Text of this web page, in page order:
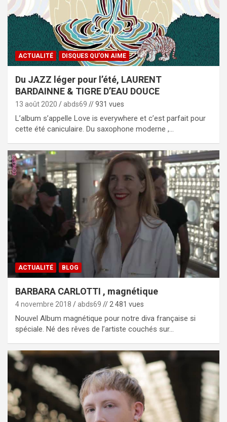
ACTUALITÉ DISQUES QU'ON AIME
Du JAZZ léger pour l’été, LAURENT
BARDAINNE & TIGRE D’EAU DOUCE
13 août 2020 abds69 // 931 vues
L’album s’appelle Love is everywhere et c’est parfait pour
cette été caniculaire. Du saxophone moderne ,…
ACTUALITÉ BLOG
BARBARA CARLOTTI , magnétique
4 novembre 2018 abds69 // 2 481 vues
Nouvel Album magnétique pour notre diva française si
spéciale. Né des rêves de l’artiste couchés sur…